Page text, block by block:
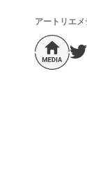
アートリエ